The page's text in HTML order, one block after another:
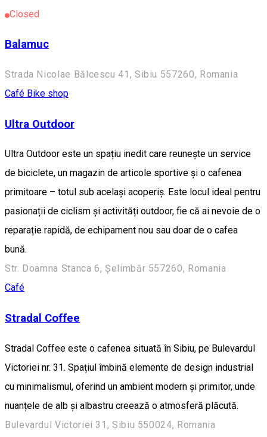
Closed
Balamuc
Strada Nicolae Bălcescu 41, Sibiu 557260, Romania
Café Bike shop
Ultra Outdoor
Ultra Outdoor este un spațiu inedit care reunește un service
de biciclete, un magazin de articole sportive și o cafenea
primitoare – totul sub același acoperiș. Este locul ideal pentru
pasionații de ciclism și activități outdoor, fie că ai nevoie de o
reparație rapidă, de echipament nou sau doar de o cafea
bună.
Str. Doamna Stanca 6, Șelimbăr 557260, Romania
Café
Stradal Coffee
Stradal Coffee este o cafenea situată în Sibiu, pe Bulevardul
Victoriei nr. 31. Spațiul îmbină elemente de design industrial
cu minimalismul, oferind un ambient modern și primitor, unde
nuanțele de alb și albastru creează o atmosferă plăcută.
Bulevardul Victoriei 31, Sibiu 550024, Romania